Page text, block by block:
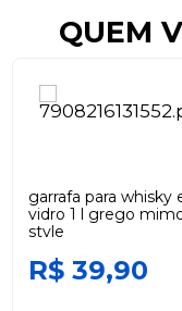
QUEM
garrafa para whisky
vidro 1 l grego mimo
style
R$ 39,90